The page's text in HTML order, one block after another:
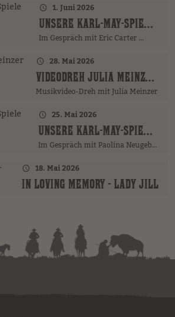
1. Juni 2026
UNSERE KARL-MAY-SPIELE DARSTELLER (2)
Im Gespräch mit Eric Carter …
28. Mai 2026
VIDEODREH JULIA MEINZER - NASHVILLE
Musikvideo-Dreh mit Julia Meinzer
25. Mai 2026
UNSERE KARL-MAY-SPIELE DARSTELLER (1)
Im Gespräch mit Paolina Neugebauer …
18. Mai 2026
IN LOVING MEMORY - LADY JILL